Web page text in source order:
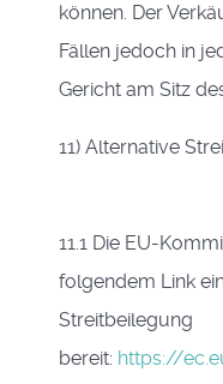
können. Der
Fällen jedoch in
Gericht am Sitz
11) Alternative
11.1 Die EU-
folgendem Link
Streitbeilegung
bereit: https://